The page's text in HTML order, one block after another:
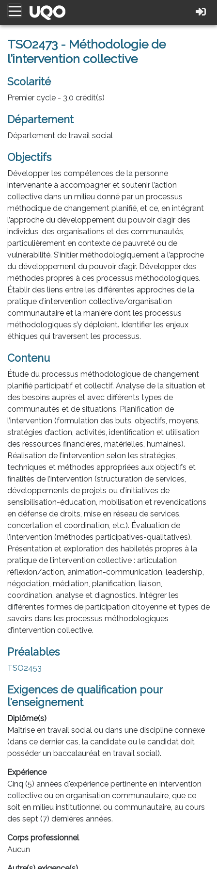
TSO2473 - Méthodologie de
l’intervention collective
Scolarité
Premier cycle - 3,0 crédit(s)
Département
Département de travail social
Objectifs
Développer les compétences de la personne
intervenante à accompagner et soutenir l’action
collective dans un milieu donné par un processus
méthodique de changement planifié, et ce, en intégrant
l’approche du développement du pouvoir d’agir des
individus, des organisations et des communautés,
particulièrement en contexte de pauvreté ou de
vulnérabilité. S’initier méthodologiquement à l’approche
du développement du pouvoir d’agir. Développer des
méthodes propres à ces processus méthodologiques.
Établir des liens entre les différentes approches de la
pratique d’intervention collective/organisation
communautaire et la manière dont les processus
méthodologiques s’y déploient. Identifier les enjeux
éthiques qui traversent les processus.
Contenu
Étude du processus méthodologique de changement
planifié participatif et collectif. Analyse de la situation et
des besoins auprès et avec différents types de
communautés et de situations. Planification de
l’intervention (formulation des buts, objectifs, moyens,
stratégies d’action, activités, identification et utilisation
des ressources financières, matérielles, humaines).
Réalisation de l’intervention selon les stratégies,
techniques et méthodes appropriées aux objectifs et
finalités de l’intervention (structuration de services,
développements de projets ou d’initiatives de
sensibilisation-éducation, mobilisation et revendications
en défense de droits, mise en réseau de services,
concertation et coordination, etc.). Évaluation de
l’intervention (méthodes participatives-qualitatives).
Présentation et exploration des habiletés propres à la
pratique de l’intervention collective : articulation
réflexion/action, animation-communication, leadership,
négociation, médiation, planification, liaison,
coordination, analyse et diagnostics. Intégrer les
différentes formes de participation citoyenne et types de
savoirs dans les processus méthodologiques
d’intervention collective.
Préalables
TSO2453
Exigences de qualification pour
l'enseignement
Diplôme(s)
Maîtrise en travail social ou dans une discipline connexe
(dans ce dernier cas, la candidate ou le candidat doit
posséder un baccalauréat en travail social).
Expérience
Cinq (5) années d'expérience pertinente en intervention
collective ou en organisation communautaire, que ce
soit en milieu institutionnel ou communautaire, au cours
des sept (7) dernières années.
Corps professionnel
Aucun